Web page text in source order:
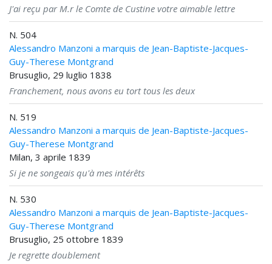
J'ai reçu par M.r le Comte de Custine votre aimable lettre
N. 504
Alessandro Manzoni a marquis de Jean-Baptiste-Jacques-
Guy-Therese Montgrand
Brusuglio, 29 luglio 1838
Franchement, nous avons eu tort tous les deux
N. 519
Alessandro Manzoni a marquis de Jean-Baptiste-Jacques-
Guy-Therese Montgrand
Milan, 3 aprile 1839
Si je ne songeais qu'à mes intérêts
N. 530
Alessandro Manzoni a marquis de Jean-Baptiste-Jacques-
Guy-Therese Montgrand
Brusuglio, 25 ottobre 1839
Je regrette doublement